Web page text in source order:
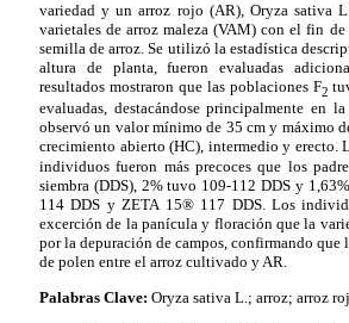
variedad y un arroz rojo (AR), Oryza sativa
varietales de arroz maleza (VAM) con el fin
semilla de arroz. Se utilizó la estadística
altura de planta, fueron eva­luadas
resultados mostraron que las poblaciones F2
evaluadas, desta­cándose principalmente en
observó un valor mínimo de 35 cm y máximo
crecimiento abierto (HC), intermedio y erecto.
individuos fueron más precoces que los
siembra (DDS), 2% tuvo 109-112 DDS y
114 DDS y ZETA 15® 117 DDS. Los
excerción de la panícula y floración que la
por la depuración de campos, confir­mando que
de polen entre el arroz cultivado y AR.
Palabras Clave: Oryza sativa L.; arroz; arroz